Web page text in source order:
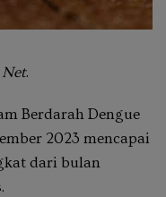
.
Berdarah Dengue
2023 mencapai
dari bulan